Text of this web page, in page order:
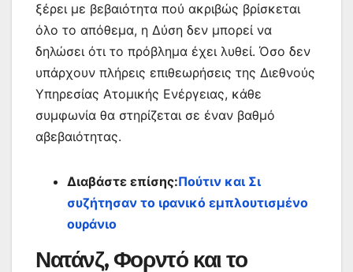
ξέρει με βεβαιότητα πού ακριβώς βρίσκεται
όλο το απόθεμα, η Δύση δεν μπορεί να
δηλώσει ότι το πρόβλημα έχει λυθεί. Όσο δεν
υπάρχουν πλήρεις επιθεωρήσεις της Διεθνούς
Υπηρεσίας Ατομικής Ενέργειας, κάθε
συμφωνία θα στηρίζεται σε έναν βαθμό
αβεβαιότητας.
Διαβάστε επίσης:Πούτιν και Σι
συζήτησαν το ιρανικό εμπλουτισμένο
ουράνιο
Νατάνζ, Φορντό και το